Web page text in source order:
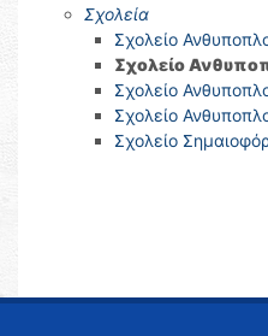
Σχολεία
Σχολείο
Σχολείο
Σχολείο
Σχολείο
Σχολείο